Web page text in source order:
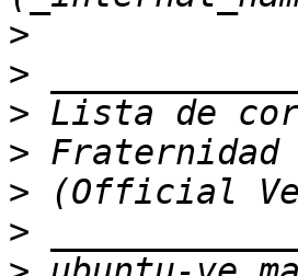
>
>
>
>
>
>